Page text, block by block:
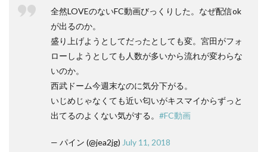
全然LOVEのないFC動画びっくりした。なぜ配信ok
が出るのか。
盛り上げようとしてだったとしても変。宮田がフォ
ローしようとしても人数が多いから流れが変わらな
いのか。
西武ドーム今週末なのに気分下がる。
いじめじゃなくても近い匂いがキスマイからずっと
出てるのよくない気がする。 #FC動画
— パイン (@jea2jg) July 11, 2018